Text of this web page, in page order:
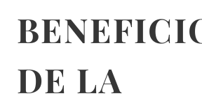
DE LA